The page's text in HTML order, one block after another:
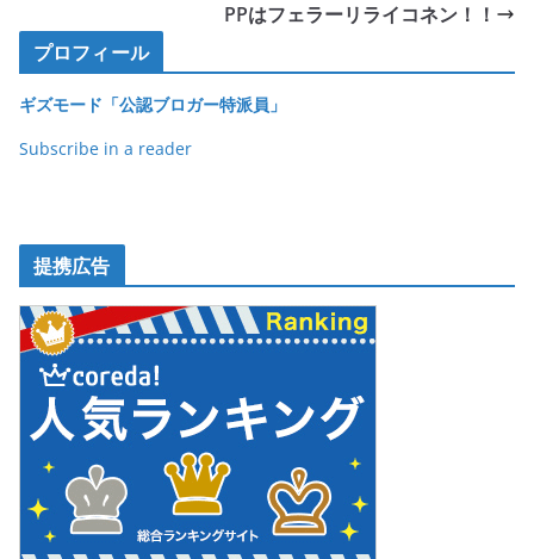
o
o
k
PPはフェラーリライコネン！！
プロフィール
ギズモード「公認ブロガー特派員」
Subscribe in a reader
提携広告